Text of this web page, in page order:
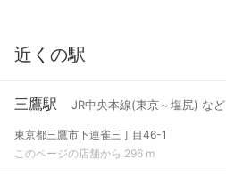
近くの駅
三鷹駅 JR中央本線(東京～塩尻) など
東京都三鷹市下連雀三丁目46-1
このページの店舗から 296 m